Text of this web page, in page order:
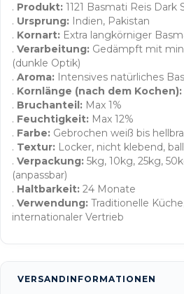
. Produkt: 1121 Basmati Reis Dark
. Ursprung: Indien, Pakistan
. Kornart: Extra langkörniger
. Verarbeitung: Gedämpft mit
(dunkle Optik)
. Aroma: Intensives natürliches
. Kornlänge (nach dem Kochen):
. Bruchanteil: Max 1%
. Feuchtigkeit: Max 12%
. Farbe: Gebrochen weiß bis
. Textur: Locker, nicht klebend,
. Verpackung: 5kg, 10kg, 25kg,
(anpassbar)
. Haltbarkeit: 24 Monate
. Verwendung: Traditionelle
internationaler Vertrieb
VERSANDINFORMATIONEN